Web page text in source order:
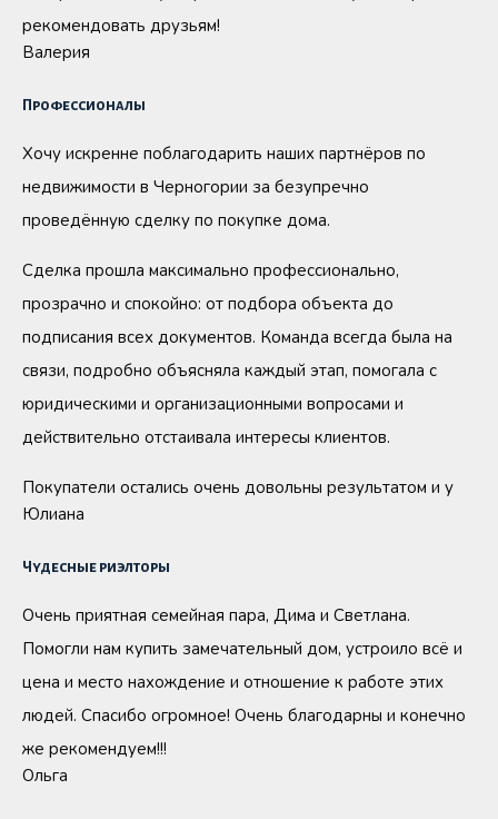
рекомендовать друзьям!
Валерия
Профессионалы
Хочу искренне поблагодарить наших партнёров по
недвижимости в Черногории за безупречно
проведённую сделку по покупке дома.
Сделка прошла максимально профессионально,
прозрачно и спокойно: от подбора объекта до
подписания всех документов. Команда всегда была на
связи, подробно объясняла каждый этап, помогала с
юридическими и организационными вопросами и
действительно отстаивала интересы клиентов.
Покупатели остались очень довольны результатом и у
Юлиана
Чудесные риэлторы
Очень приятная семейная пара, Дима и Светлана.
Помогли нам купить замечательный дом, устроило всё и
цена и место нахождение и отношение к работе этих
людей. Спасибо огромное! Очень благодарны и конечно
же рекомендуем!!!
Ольга